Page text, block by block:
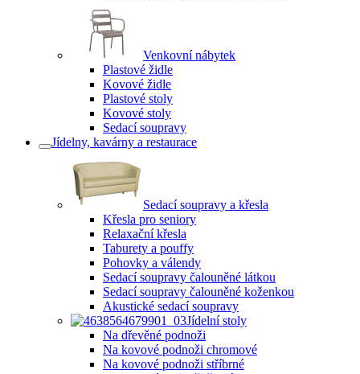
Venkovní nábytek
Plastové židle
Kovové židle
Plastové stoly
Kovové stoly
Sedací soupravy
Jídelny, kavárny a restaurace
Sedací soupravy a křesla
Křesla pro seniory
Relaxační křesla
Taburety a pouffy
Pohovky a válendy
Sedací soupravy čalouněné látkou
Sedací soupravy čalouněné koženkou
Akustické sedací soupravy
Jídelní stoly
Na dřevěné podnoži
Na kovové podnoži chromové
Na kovové podnoži stříbrné